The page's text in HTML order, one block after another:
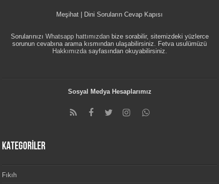
Meşihat | Dini Soruların Cevap Kapısı
Sorularınızı Whatsapp hattımızdanbize sorabilir, sitemizdeki yüzlerce
sorunun cevabına arama kısmından ulaşabilirsiniz. Fetva usulümüzü
Hakkımızdasayfasından okuyabilirsiniz.
Sosyal Medya Hesaplarımız
KATEGORİLER
Fıkıh